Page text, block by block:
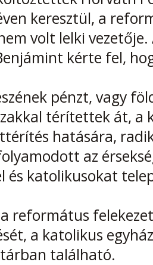
keresztül, a
volt lelki vezetője.
kérte fel,
pénzt, vagy
térítettek át, a
hatására,
az
és katolikusokat
református felekezet
a katolikus
található.